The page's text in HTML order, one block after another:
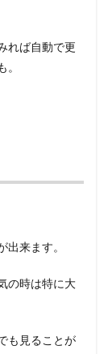
れば自動で更
来ます。
の時は特に大
も見ることが